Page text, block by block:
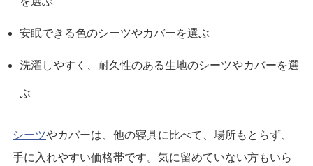
安眠できる色のシーツやカバーを選ぶ
洗濯しやすく、耐久性のある生地のシーツやカバーを選
ぶ
シーツやカバーは、他の寝具に比べて、場所もとらず、
手に入れやすい価格帯です。気に留めていない方もいら